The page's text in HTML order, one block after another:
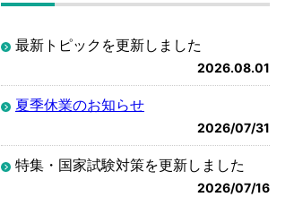
最新トピックを更新しました
2026.08.01
夏季休業のお知らせ
2026/07/31
特集・国家試験対策を更新しました
2026/07/16